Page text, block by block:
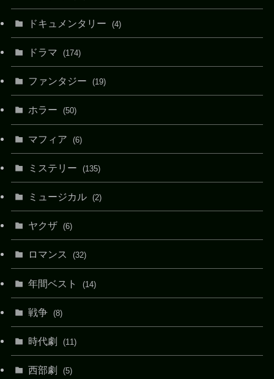
ドキュメンタリー (4)
ドラマ (174)
ファンタジー (19)
ホラー (50)
マフィア (6)
ミステリー (135)
ミュージカル (2)
ヤクザ (6)
ロマンス (32)
年間ベスト (14)
戦争 (8)
時代劇 (11)
西部劇 (5)